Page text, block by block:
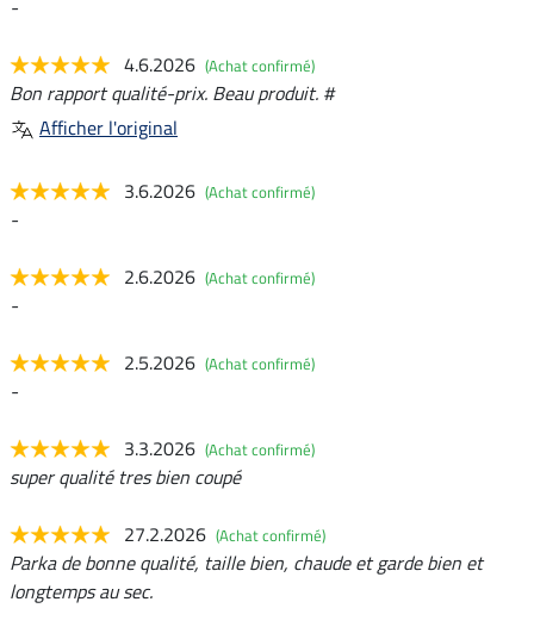
-
4.6.2026 (Achat confirmé)
Bon rapport qualité-prix. Beau produit. #
Afficher l'original
3.6.2026 (Achat confirmé)
-
2.6.2026 (Achat confirmé)
-
2.5.2026 (Achat confirmé)
-
3.3.2026 (Achat confirmé)
super qualité tres bien coupé
27.2.2026 (Achat confirmé)
Parka de bonne qualité, taille bien, chaude et garde bien et
longtemps au sec.